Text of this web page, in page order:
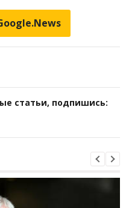
статьи, подпишись: